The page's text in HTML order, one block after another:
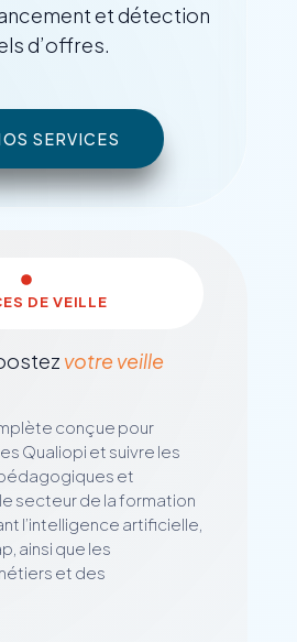
et détection
d’offres.
SERVICES
DE VEILLE
votre veille
conçue pour
Qualiopi et suivre les
et
secteur de la formation
l’intelligence artificielle,
ainsi que les
et des